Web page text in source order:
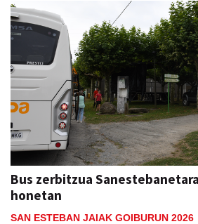
Bus zerbitzua
honetan
SAN ESTEBAN JAIAK GOIBURUN 2026